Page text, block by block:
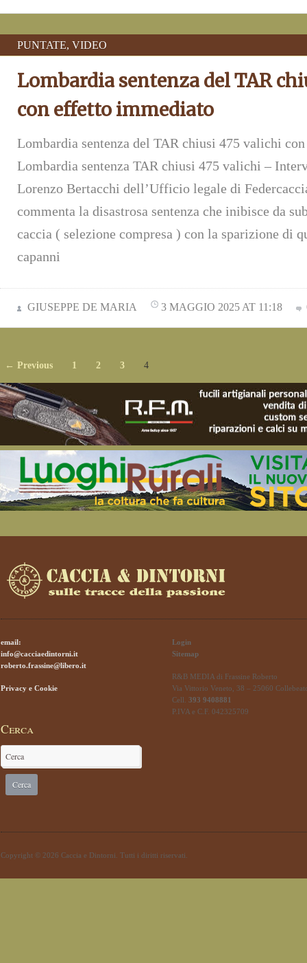
PUNTATE, VIDEO
Lombardia sentenza del TAR
con effetto immediato
Lombardia sentenza del TAR chiusi 475 valichi
Lombardia sentenza TAR chiusi 475 valichi –
Lorenzo Bertacchi dell’Ufficio legale di
commenta la disastrosa sentenza che inibisce da
caccia ( selezione compresa ) con la sparizione di
capanni
GIUSEPPE DE MARIA 3 MAGGIO 2025 AT 11:18
← Previous 1 2 3 4
email:
info@cacciaedintorni.it
roberto.frassine@libero.it
Privacy e Cookie
Cerca
Login
Sitemap
R&B MEDIA di Frassine Roberto
Via Vittorio Veneto, 38 – 25060
Cell. 393 9408881
P.IVA e C.F. 042325709
Copyright © 2026 Caccia e Dintorni. Tutti i diritti riservati.